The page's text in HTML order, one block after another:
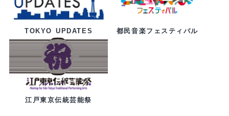
TOKYO UPDATES 都民音楽フェスティバル
江戸東京伝統芸能祭